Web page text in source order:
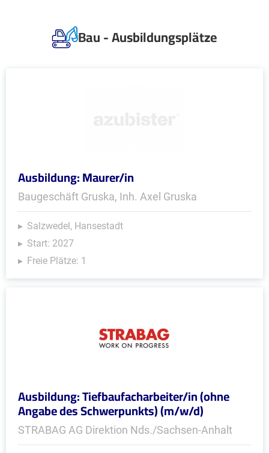
Bau - Ausbildungsplätze
Ausbildung: Maurer/in
Baugeschäft Gruska, Inh. Axel Gruska
Salzwedel, Hansestadt
Start: 2027
Freie Plätze: 1
Ausbildung: Tiefbaufacharbeiter/in (ohne
Angabe des Schwerpunkts) (m/w/d)
STRABAG AG Direktion Nds./Sachsen-Anhalt